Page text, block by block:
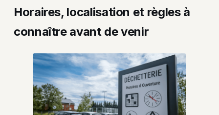
Horaires, localisation et règles à
connaître avant de venir